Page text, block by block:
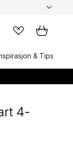
& Tips
4-